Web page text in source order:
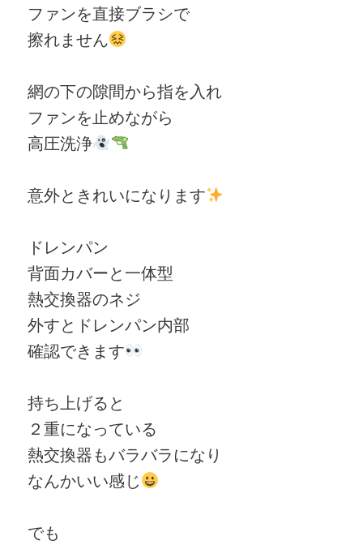
ファンを直接ブラシで
擦れません
網の下の隙間から指を入れ
ファンを止めながら
高圧洗浄
意外ときれいになります
ドレンパン
背面カバーと一体型
熱交換器のネジ
外すとドレンパン内部
確認できます
持ち上げると
２重になっている
熱交換器もバラバラになり
なんかいい感じ
でも